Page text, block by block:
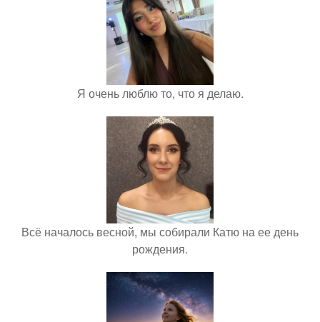
Я очень люблю то, что я делаю.
Всё началось весной, мы собирали Катю на ее день
рождения.